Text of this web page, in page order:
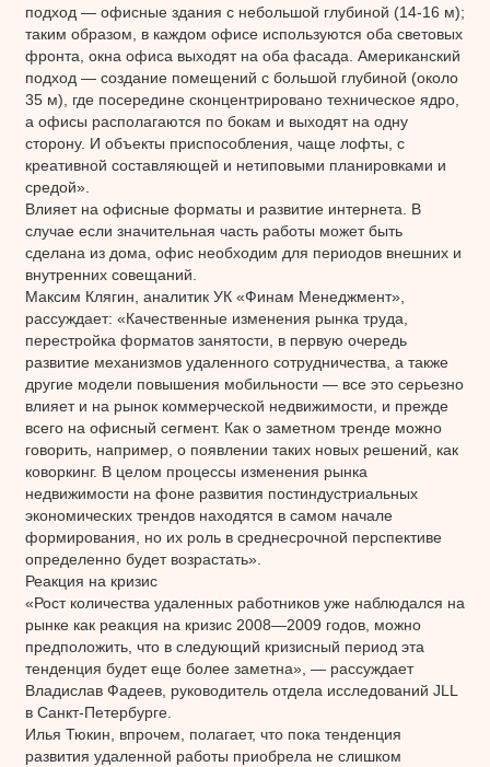
подход — офисные здания с небольшой глубиной (14-16 м);
таким образом, в каждом офисе используются оба световых
фронта, окна офиса выходят на оба фасада. Американский
подход — создание помещений с большой глубиной (около
35 м), где посередине сконцентрировано техническое ядро,
а офисы располагаются по бокам и выходят на одну
сторону. И объекты приспособления, чаще лофты, с
креативной составляющей и нетиповыми планировками и
средой».
Влияет на офисные форматы и развитие интернета. В
случае если значительная часть работы может быть
сделана из дома, офис необходим для периодов внешних и
внутренних совещаний.
Максим Клягин, аналитик УК «Финам Менеджмент»,
рассуждает: «Качественные изменения рынка труда,
перестройка форматов занятости, в первую очередь
развитие механизмов удаленного сотрудничества, а также
другие модели повышения мобильности — все это серьезно
влияет и на рынок коммерческой недвижимости, и прежде
всего на офисный сегмент. Как о заметном тренде можно
говорить, например, о появлении таких новых решений, как
коворкинг. В целом процессы изменения рынка
недвижимости на фоне развития постиндустриальных
экономических трендов находятся в самом начале
формирования, но их роль в среднесрочной перспективе
определенно будет возрастать».
Реакция на кризис
«Рост количества удаленных работников уже наблюдался на
рынке как реакция на кризис 2008—2009 годов, можно
предположить, что в следующий кризисный период эта
тенденция будет еще более заметна», — рассуждает
Владислав Фадеев, руководитель отдела исследований JLL
в Санкт-Петербурге.
Илья Тюкин, впрочем, полагает, что пока тенденция
развития удаленной работы приобрела не слишком